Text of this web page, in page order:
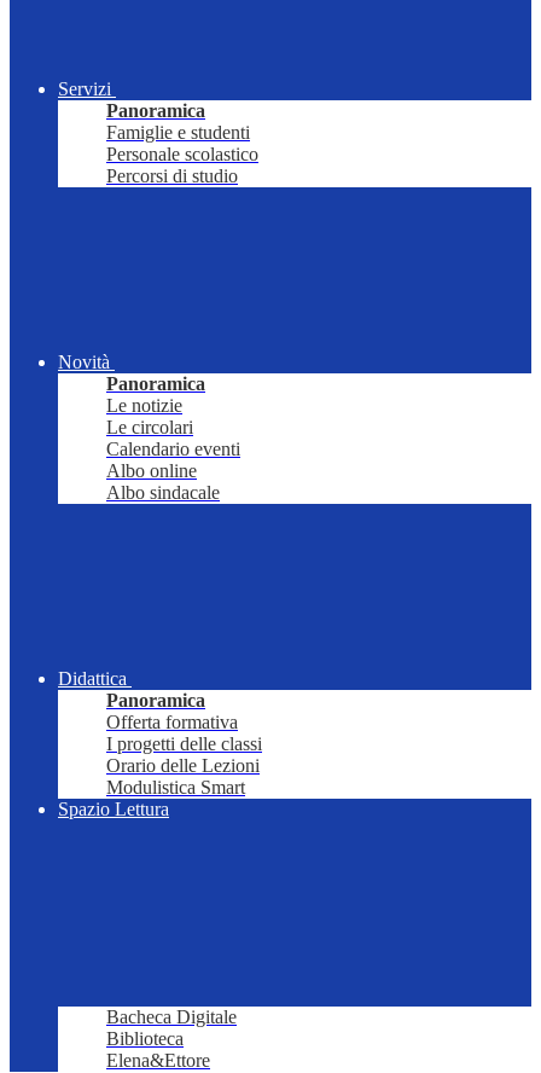
Servizi
Panoramica
Famiglie e studenti
Personale scolastico
Percorsi di studio
Novità
Panoramica
Le notizie
Le circolari
Calendario eventi
Albo online
Albo sindacale
Didattica
Panoramica
Offerta formativa
I progetti delle classi
Orario delle Lezioni
Modulistica Smart
Spazio Lettura
Bacheca Digitale
Biblioteca
Elena&Ettore